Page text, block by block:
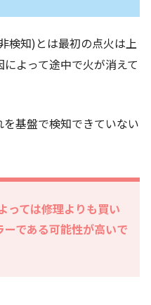
検知)とは最初の点火は上
よって途中で火が消えて
基盤で検知できていない
っては修理よりも買い
である可能性が高いで